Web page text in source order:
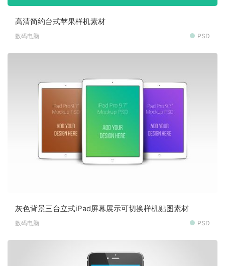
高清简约台式苹果样机素材
数码电脑 PSD
灰色背景三台立式iPad屏幕展示可切换样机贴图素材
数码电脑 PSD